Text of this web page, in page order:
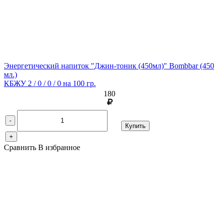
Энергетический напиток "Джин-тоник (450мл)" Bombbar(450
мл.)
КБЖУ 2 / 0 / 0 / 0 на 100 гр.
180
-
+
Купить
Сравнить В избранное